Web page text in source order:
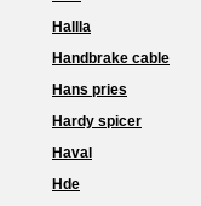
Hallla
Handbrake cable
Hans pries
Hardy spicer
Haval
Hde